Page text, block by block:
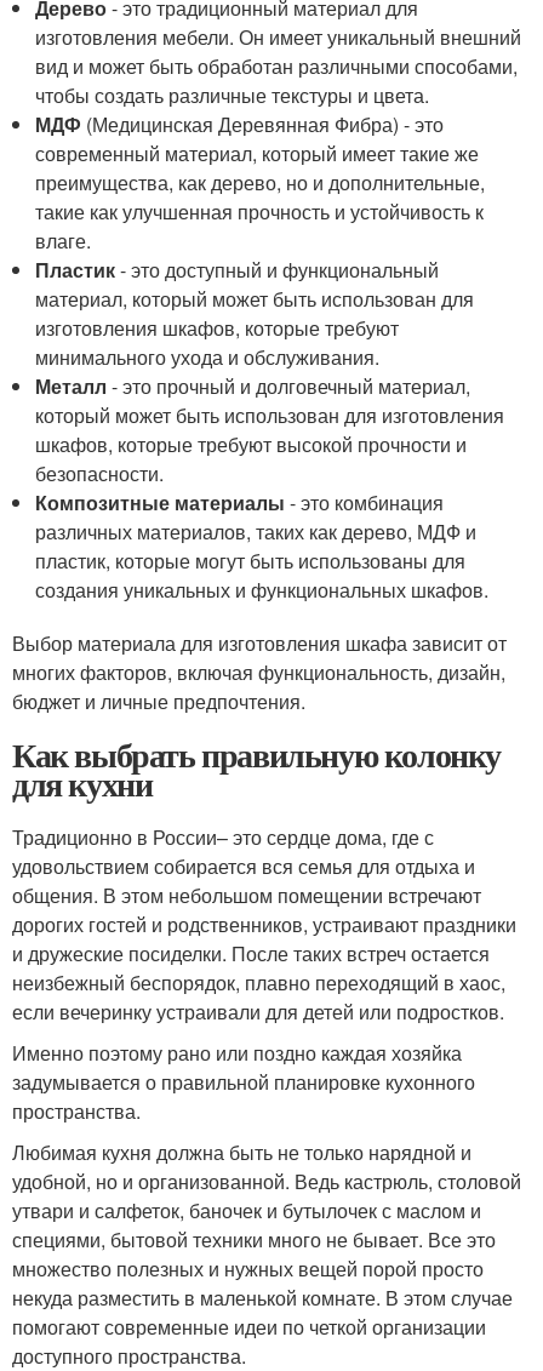
Дерево- это традиционный материал для
изготовления мебели. Он имеет уникальный внешний
вид и может быть обработан различными способами,
чтобы создать различные текстуры и цвета.
МДФ (Медицинская Деревянная Фибра) - это
современный материал, который имеет такие же
преимущества, как дерево, но и дополнительные,
такие как улучшенная прочность и устойчивость к
влаге.
Пластик- это доступный и функциональный
материал, который может быть использован для
изготовления шкафов, которые требуют
минимального ухода и обслуживания.
Металл - это прочный и долговечный материал,
который может быть использован для изготовления
шкафов, которые требуют высокой прочности и
безопасности.
Композитные материалы - это комбинация
различных материалов, таких как дерево, МДФ и
пластик, которые могут быть использованы для
создания уникальных и функциональных шкафов.
Выбор материала для изготовления шкафа зависит от
многих факторов, включая функциональность, дизайн,
бюджет и личные предпочтения.
Как выбрать правильную колонку
для кухни
Традиционно в России– это сердце дома, где с
удовольствием собирается вся семья для отдыха и
общения. В этом небольшом помещении встречают
дорогих гостей и родственников, устраивают праздники
и дружеские посиделки. После таких встреч остается
неизбежный беспорядок, плавно переходящий в хаос,
если вечеринку устраивали для детей или подростков.
Именно поэтому рано или поздно каждая хозяйка
задумывается о правильной планировке кухонного
пространства.
Любимая кухня должна быть не только нарядной и
удобной, но и организованной. Ведь кастрюль, столовой
утвари и салфеток, баночек и бутылочек с маслом и
специями, бытовой техники много не бывает. Все это
множество полезных и нужных вещей порой просто
некуда разместить в маленькой комнате. В этом случае
помогают современные идеи по четкой организации
доступного пространства.